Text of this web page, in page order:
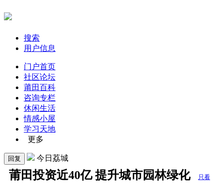
搜索
用户信息
门户首页
社区论坛
莆田百科
咨询专栏
休闲生活
情感小屋
学习天地
更多
回复 今日荔城
莆田投资近40亿 提升城市园林绿化 只看